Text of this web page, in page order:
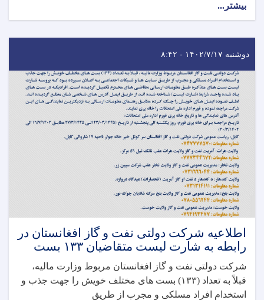
بیشتر...
دوشنبه ۱۴۰۲/۷/۱۷ - ۸:۴۲
اطلاعیه شرکت دولتی نفت و گاز افغانستان در
رابطه به شارت لیست متقاضیان ۱۳۳ بست
شرکت دولتی نفت و گاز افغانستان مربوط وزارت مالیه،
قبلاً به تعداد (۱۳۳) بست های مختلف خویش را جهت جذب و
استخدام افراد مسلکی و مجرب از طریق